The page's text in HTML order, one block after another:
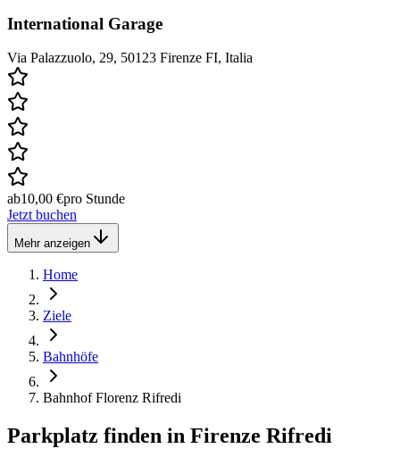
International Garage
Via Palazzuolo, 29, 50123 Firenze FI, Italia
ab10,00 €pro Stunde
Jetzt buchen
Mehr anzeigen
Home
Ziele
Bahnhöfe
Bahnhof Florenz Rifredi
Parkplatz finden in Firenze Rifredi